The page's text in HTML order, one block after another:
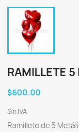
RAMILLETE
$600.00
Sin IVA
Ramillete de 5